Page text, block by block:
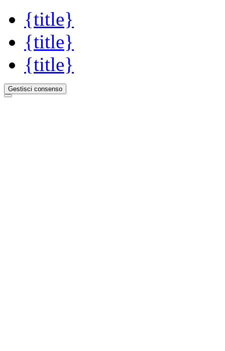
{title}
{title}
{title}
Gestisci consenso